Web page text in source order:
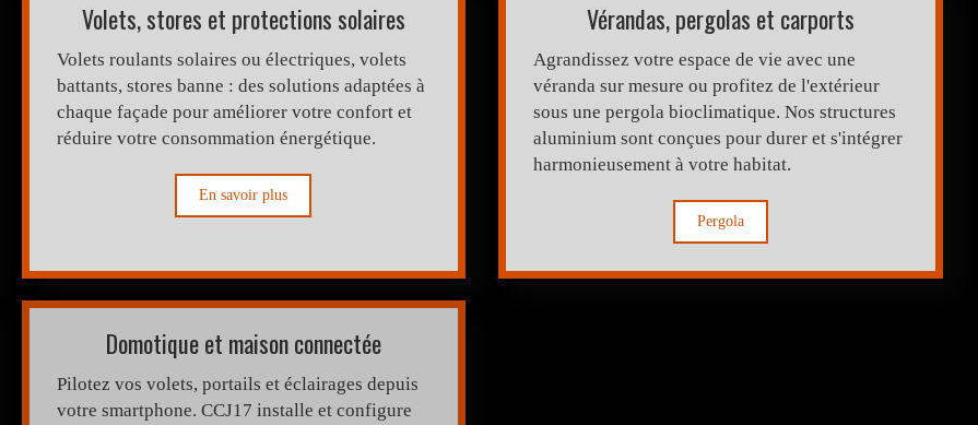
Volets, stores et protections solaires
Volets roulants solaires ou électriques, volets
battants, stores banne : des solutions adaptées à
chaque façade pour améliorer votre confort et
réduire votre consommation énergétique.
En savoir plus
Vérandas, pergolas et carports
Agrandissez votre espace de vie avec une
véranda sur mesure ou profitez de l'extérieur
sous une pergola bioclimatique. Nos structures
aluminium sont conçues pour durer et s'intégrer
harmonieusement à votre habitat.
Pergola
Domotique et maison connectée
Pilotez vos volets, portails et éclairages depuis
votre smartphone. CCJ17 installe et configure